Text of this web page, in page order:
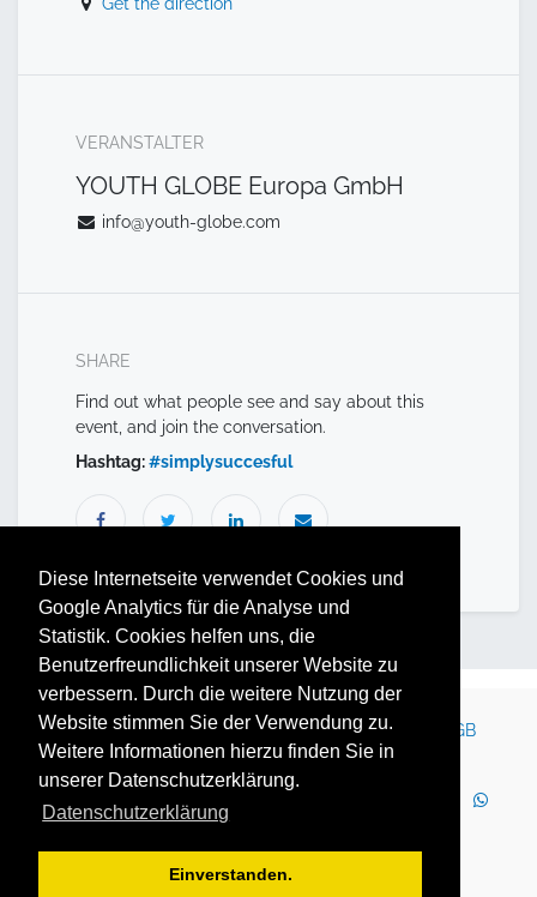
Diese Internetseite verwendet Cookies und
Google Analytics für die Analyse und
Statistik. Cookies helfen uns, die
Benutzerfreundlichkeit unserer Website zu
verbessern. Durch die weitere Nutzung der
Website stimmen Sie der Verwendung zu.
Weitere Informationen hierzu finden Sie in
unserer Datenschutzerklärung.
Datenschutzerklärung
Einverstanden.
VERANSTALTER
YOUTH GLOBE Europa GmbH
info@youth-globe.com
SHARE
Find out what people see and say about this
event, and join the conversation.
Hashtag:#simplysuccesful
Kontakt Impressum Newsletter Karriere
AGB
Datenschutz
Nutzungsbedingungen
WhatsApp
2025 Copyright © YOUTH GLOBE Europa GmbH